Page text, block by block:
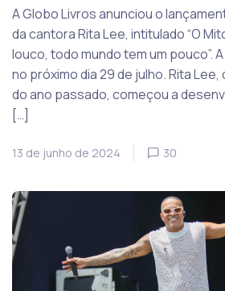
A Globo Livros anunciou o
da cantora Rita Lee, intitulado “O
louco, todo mundo tem um pouco”.
no próximo dia 29 de julho. Rita
do ano passado, começou a
[…]
13 de junho de 2024 30